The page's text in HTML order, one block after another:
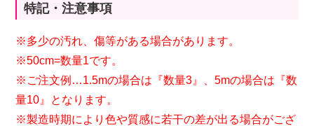
特記・注意事項
※多少の汚れ、傷等がある場合があります。
※50cm=数量1です。
※ご注文例…1.5mの場合は『数量3』、5mの場合は『数
量10』となります。
※製造時期により色や質感に若干の差が出る場合がござ